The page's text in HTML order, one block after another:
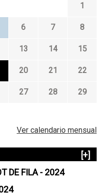
1
6 7 8
13 14 15
20 21 22
27 28 29
Ver calendario mensual
[+]
DE FILA - 2024